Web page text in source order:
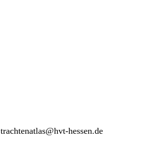
ed.nesseh-tvh@saltanethcart